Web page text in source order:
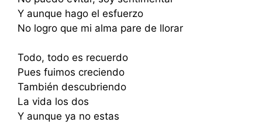
Y aunque hago el esfuerzo
No logro que mi alma pare de llorar
Todo, todo es recuerdo
Pues fuimos creciendo
También descubriendo
La vida los dos
Y aunque ya no estas